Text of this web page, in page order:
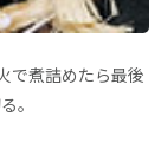
で煮詰めたら最後
。